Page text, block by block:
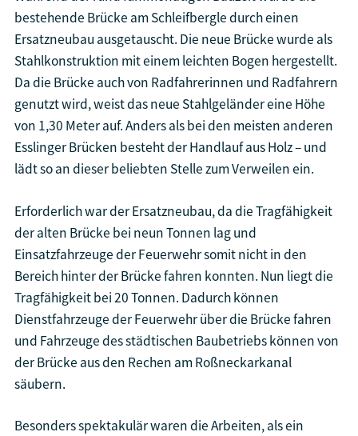
bestehende Brücke am Schleifbergle durch einen
Ersatzneubau ausgetauscht. Die neue Brücke wurde als
Stahlkonstruktion mit einem leichten Bogen hergestellt.
Da die Brücke auch von Radfahrerinnen und Radfahrern
genutzt wird, weist das neue Stahlgeländer eine Höhe
von 1,30 Meter auf. Anders als bei den meisten anderen
Esslinger Brücken besteht der Handlauf aus Holz – und
lädt so an dieser beliebten Stelle zum Verweilen ein.
Erforderlich war der Ersatzneubau, da die Tragfähigkeit
der alten Brücke bei neun Tonnen lag und
Einsatzfahrzeuge der Feuerwehr somit nicht in den
Bereich hinter der Brücke fahren konnten. Nun liegt die
Tragfähigkeit bei 20 Tonnen. Dadurch können
Dienstfahrzeuge der Feuerwehr über die Brücke fahren
und Fahrzeuge des städtischen Baubetriebs können von
der Brücke aus den Rechen am Roßneckarkanal
säubern.
Besonders spektakulär waren die Arbeiten, als ein